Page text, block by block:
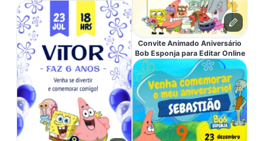
Convite Animado Aniversário
Bob Esponja para Editar Online